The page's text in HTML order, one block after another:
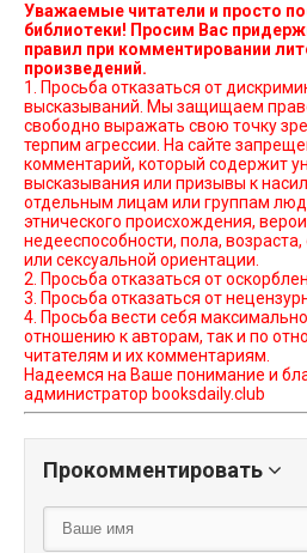
Уважаемые читатели и просто
библиотеки! Просим Вас
правил при комментировании
произведений.
1. Просьба отказаться от
высказываний. Мы защищаем право наших читателей
свободно выражать свою точку
терпим агрессии. На сайте
комментарий, который содержит
высказывания или призывы к
отдельным лицам или группам
этнического происхождения,
недееспособности, пола, возраста,
или сексуальной ориентации.
2. Просьба отказаться от
3. Просьба отказаться от
4. Просьба вести себя
отношению к авторам, так и по
читателям и их комментариям.
Надеемся на Ваше понимание и
администратор booksdaily.club
Прокомментировать